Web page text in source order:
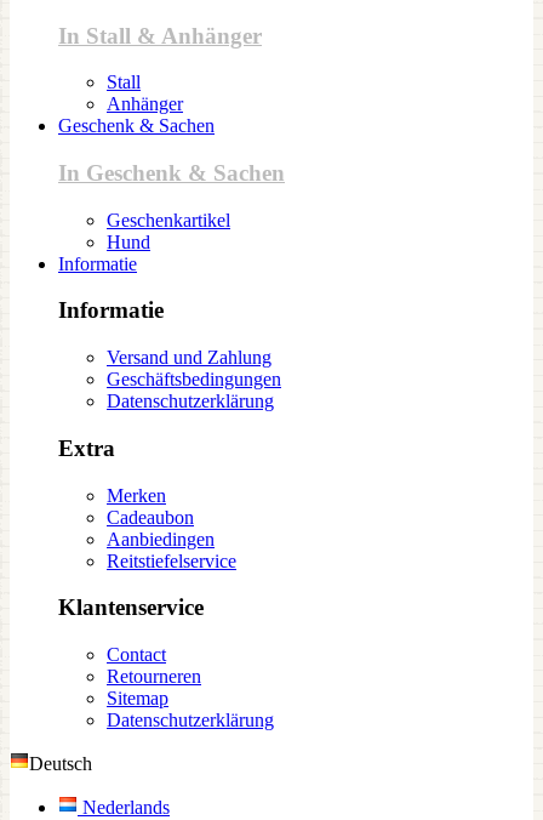
In Stall & Anhänger
Stall
Anhänger
Geschenk & Sachen
In Geschenk & Sachen
Geschenkartikel
Hund
Informatie
Informatie
Versand und Zahlung
Geschäftsbedingungen
Datenschutzerklärung
Extra
Merken
Cadeaubon
Aanbiedingen
Reitstiefelservice
Klantenservice
Contact
Retourneren
Sitemap
Datenschutzerklärung
Deutsch
Nederlands